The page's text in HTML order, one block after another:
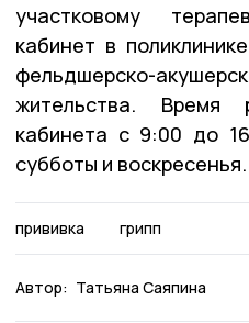
участковому
кабинет в
фельдшерско-
жительства. Время
кабинета с 9:00 до
субботы и воскресенья.
прививка грипп
Автор: Татьяна Саяпина